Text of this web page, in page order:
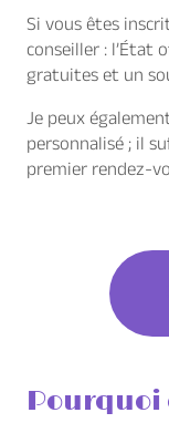
Si vous êtes
conseiller : l’État
gratuites et un
Je peux
personnalisé ; il
premier rendez-
Pourquoi